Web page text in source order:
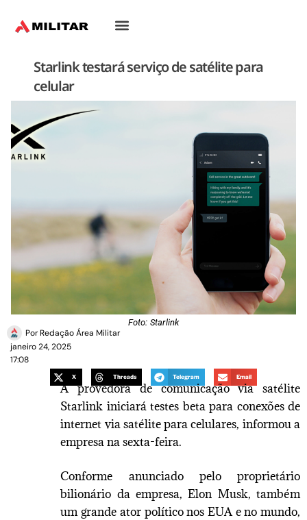
Starlink testará serviço de satélite para
celular
Foto: Starlink
PorRedação Área Militar
janeiro 24, 2025
17:08
X Threads Telegram Email
A provedora de comunicação via satélite
Starlink iniciará testes beta para conexões de
internet via satélite para celulares, informou a
empresa na sexta-feira.
Conforme anunciado pelo proprietário
bilionário da empresa, Elon Musk, também
um grande ator político nos EUA e no mundo,